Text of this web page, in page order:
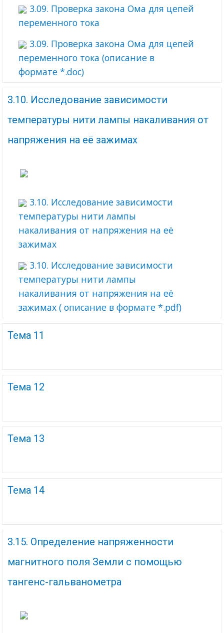
3.09. Проверка закона Ома для цепей
переменного тока
3.09. Проверка закона Ома для цепей
переменного тока (описание в
формате *.doc)
3.10. Исследование зависимости
температуры нити лампы накаливания от
напряжения на её зажимах
3.10. Исследование зависимости
температуры нити лампы
накаливания от напряжения на её
зажимах
3.10. Исследование зависимости
температуры нити лампы
накаливания от напряжения на её
зажимах ( описание в формате *.pdf)
Тема 11
Тема 12
Тема 13
Тема 14
3.15. Определение напряженности
магнитного поля Земли с помощью
тангенс-гальванометра